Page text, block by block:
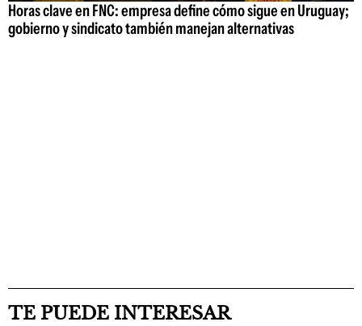
Horas clave en FNC: empresa define cómo sigue en Uruguay;
gobierno y sindicato también manejan alternativas
TE PUEDE INTERESAR